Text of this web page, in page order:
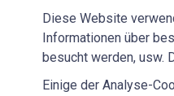
Diese Website
Informationen über
besucht werden, usw.
Einige der Analyse-